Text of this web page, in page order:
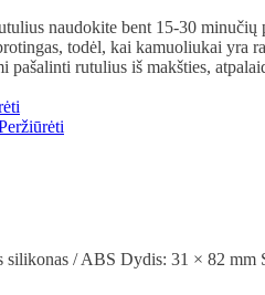
naudokite bent 15-30
todėl, kai kamuoliukai yra
pašalinti rutulius iš makšties,
silikonas / ABS Dydis: 31 × 82 mm